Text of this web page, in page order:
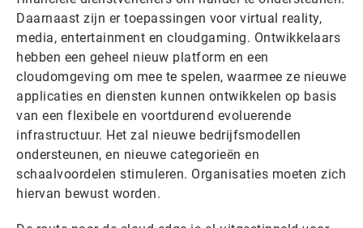
Daarnaast zijn er toepassingen voor virtual reality,
media, entertainment en cloudgaming. Ontwikkelaars
hebben een geheel nieuw platform en een
cloudomgeving om mee te spelen, waarmee ze nieuwe
applicaties en diensten kunnen ontwikkelen op basis
van een flexibele en voortdurend evoluerende
infrastructuur. Het zal nieuwe bedrijfsmodellen
ondersteunen, en nieuwe categorieën en
schaalvoordelen stimuleren. Organisaties moeten zich
hiervan bewust worden.